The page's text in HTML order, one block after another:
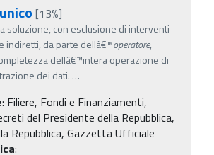
[13%]
soluzione, con esclusione di interventi
indiretti, da parte dellâ€™operatore,
dellâ€™intera operazione di
dei dati. …
: Filiere, Fondi e Finanziamenti,
del Presidente della Repubblica,
Repubblica, Gazzetta Ufficiale
: